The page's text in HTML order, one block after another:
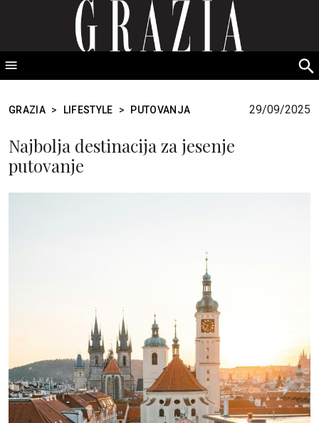
GRAZIA Srbija
GRAZIA > LIFESTYLE > PUTOVANJA 29/09/2025
Najbolja destinacija za jesenje
putovanje